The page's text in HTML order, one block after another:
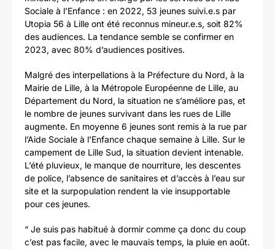
Sociale à l’Enfance : en 2022, 53 jeunes suivi.e.s par
Utopia 56 à Lille ont été reconnus mineur.e.s, soit 82%
des audiences. La tendance semble se confirmer en
2023, avec 80% d’audiences positives.
Malgré des interpellations à la Préfecture du Nord, à la
Mairie de Lille, à la Métropole Européenne de Lille, au
Département du Nord, la situation ne s’améliore pas, et
le nombre de jeunes survivant dans les rues de Lille
augmente. En moyenne 6 jeunes sont remis à la rue par
l’Aide Sociale à l’Enfance chaque semaine à Lille. Sur le
campement de Lille Sud, la situation devient intenable.
L’été pluvieux, le manque de nourriture, les descentes
de police, l’absence de sanitaires et d’accès à l’eau sur
site et la surpopulation rendent la vie insupportable
pour ces jeunes.
“ Je suis pas habitué à dormir comme ça donc du coup
c’est pas facile, avec le mauvais temps, la pluie en août.